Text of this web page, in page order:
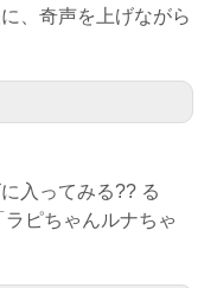
、奇声を上げながら
入ってみる?? る
ピちゃんルナちゃ